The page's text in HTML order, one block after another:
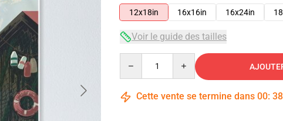
12x18in
16x16in 16x24in
Voir le guide des tailles
Cette vente se termine dans 00: 38